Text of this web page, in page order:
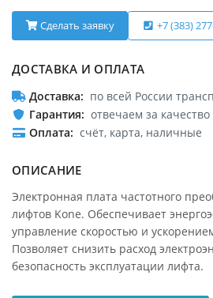
Сделать заявку +7 (383)
ДОСТАВКА И ОПЛАТА
Доставка
по всей России
Гарантия
отвечаем за качество
Оплата
счёт, карта, наличные
ОПИСАНИЕ
Электронная плата частотного
лифтов Kone. Обеспечивает
управление скоростью и
Позволяет снизить расход
безопасность эксплуатации лифта.